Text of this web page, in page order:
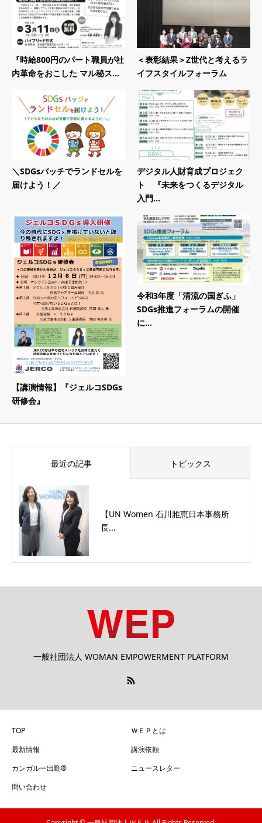
『時給800円のパート職員が社
内革命をおこした マル秘ス...
＜表彰結果＞Z世代と考えるラ
イフスタイルフォーラム
＼SDGsバッチでランドセルを
届けよう！／
デジタル人財育成プロジェク
ト 『未来をつくるデジタル
入門...
【講演情報】『ジェルコSDGs
研修会』
令和3年度「清流の国ぎふ」
SDGs推進フォーラムの開催
に...
最近の記事 トピックス
【UN Women 石川雅恵日本事務所
長...
一般社団法人 WOMAN EMPOWERMENT PLATFORM
TOP
ＷＥＰとは
最新情報
講演依頼
カンガルー出勤®
ニュースレター
問い合わせ